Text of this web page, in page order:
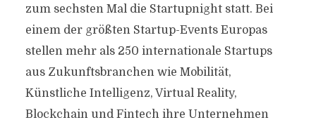
zum sechsten Mal die Startupnight statt. Bei
einem der größten Startup-Events Europas
stellen mehr als 250 internationale Startups
aus Zukunftsbranchen wie Mobilität,
Künstliche Intelligenz, Virtual Reality,
Blockchain und Fintech ihre Unternehmen